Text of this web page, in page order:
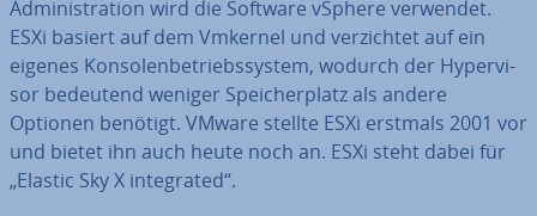
Ad­mi­nis­tra­ti­on wird die Software vSphere verwendet.
ESXi basiert auf dem Vmkernel und ver­zich­tet auf ein
eigenes Kon­so­len­be­triebs­sys­tem, wodurch der Hy­per­vi­
sor bedeutend weniger Spei­cher­platz als andere
Optionen benötigt. VMware stellte ESXi erstmals 2001 vor
und bietet ihn auch heute noch an. ESXi steht dabei für
„Elastic Sky X in­te­gra­ted“.